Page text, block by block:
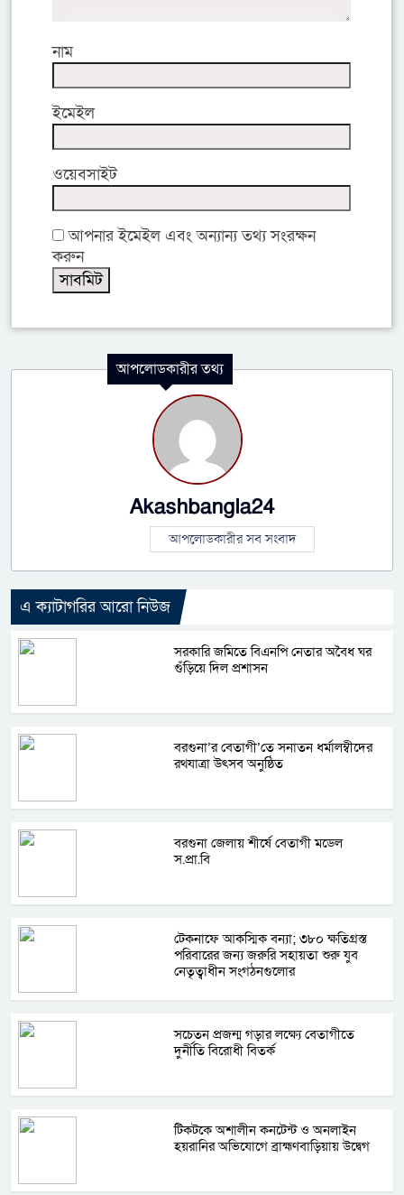
নাম
ইমেইল
ওয়েবসাইট
আপনার ইমেইল এবং অন্যান্য তথ্য সংরক্ষন
করুন
আপলোডকারীর তথ্য
Akashbangla24
আপলোডকারীর সব সংবাদ
এ ক্যাটাগরির আরো নিউজ
সরকারি জমিতে বিএনপি নেতার অবৈধ ঘর
গুঁড়িয়ে দিল প্রশাসন
বরগুনা’র বেতাগী’তে সনাতন ধর্মালম্বীদের
রথযাত্রা উৎসব অনুষ্ঠিত
বরগুনা জেলায় শীর্ষে বেতাগী মডেল
স.প্রা.বি
টেকনাফে আকস্মিক বন্যা; ৩৮০ ক্ষতিগ্রস্ত
পরিবারের জন্য জরুরি সহায়তা শুরু যুব
নেতৃত্বাধীন সংগঠনগুলোর
সচেতন প্রজন্ম গড়ার লক্ষ্যে বেতাগীতে
দুর্নীতি বিরোধী বিতর্ক
টিকটকে অশালীন কনটেন্ট ও অনলাইন
হয়রানির অভিযোগে ব্রাহ্মণবাড়িয়ায় উদ্বেগ